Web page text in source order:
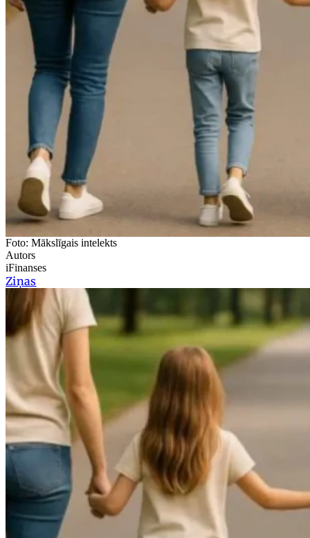
Foto: Mākslīgais intelekts
Autors
iFinanses
Ziņas